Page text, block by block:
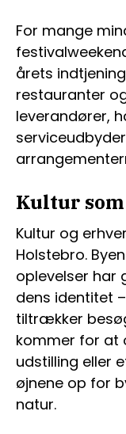
For mange
årets
restauranter
leverandører,
Kultur
Kultur og
Holstebro.
oplevelser har
dens identitet
tiltrækker
kommer for at
udstilling eller
øjnene op for
natur.